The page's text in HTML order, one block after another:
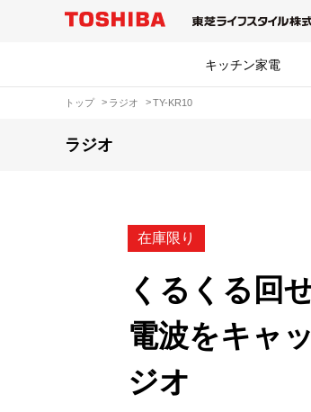
キッチン家電
トップ ラジオ TY-KR10
ラジオ
在庫限り
くるくる回
電波をキャ
ジオ